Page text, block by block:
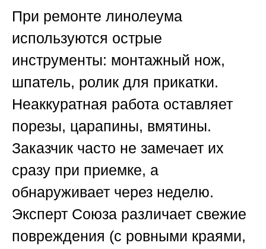
При ремонте линолеума
используются острые
инструменты: монтажный нож,
шпатель, ролик для прикатки.
Неаккуратная работа оставляет
порезы, царапины, вмятины.
Заказчик часто не замечает их
сразу при приемке, а
обнаруживает через неделю.
Эксперт Союза различает свежие
повреждения (с ровными краями,